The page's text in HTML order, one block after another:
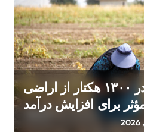
کشت چغندرقند در ۱۳۰۰ هکتار از اراضی
برای افزایش درآمد